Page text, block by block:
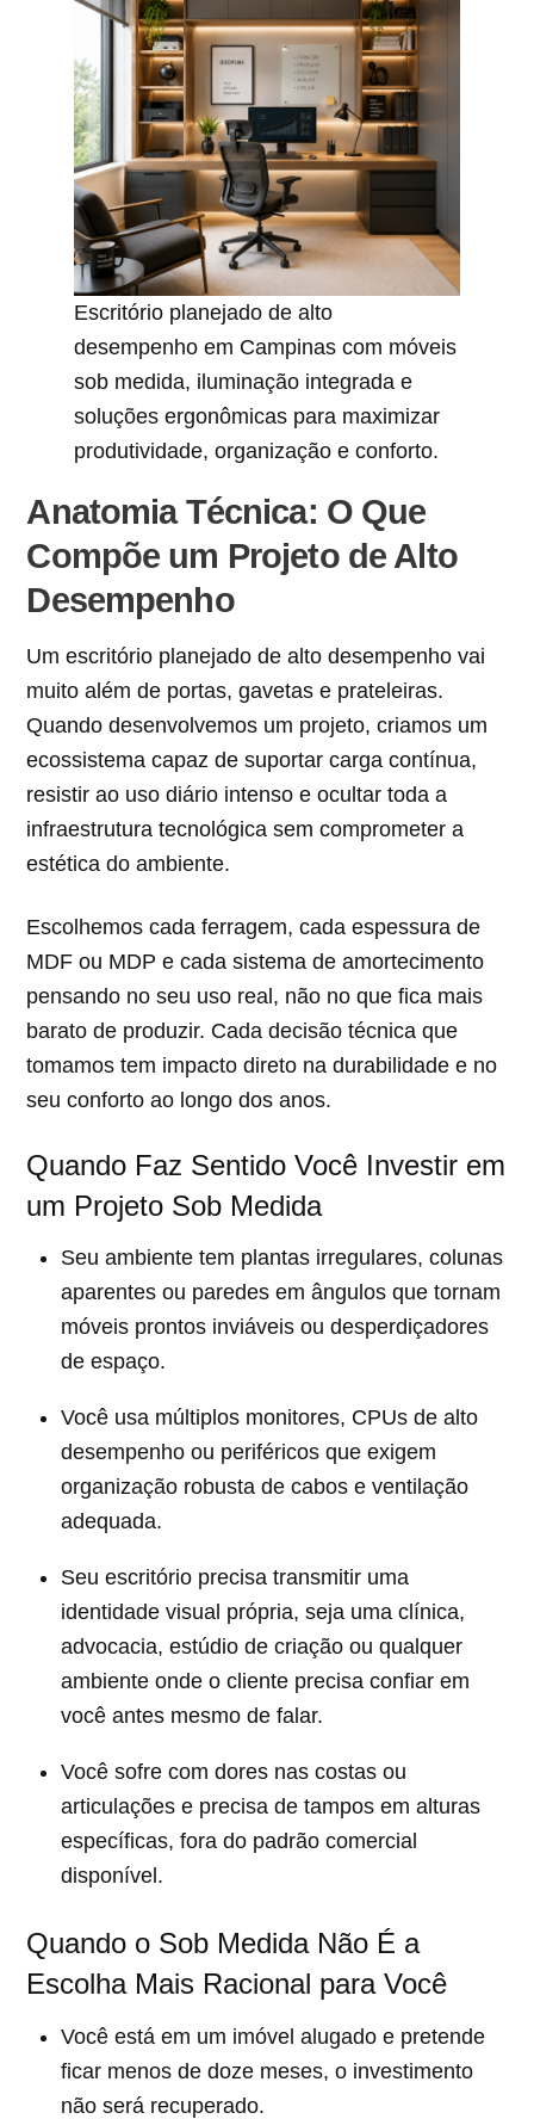
Escritório planejado de alto
desempenho em Campinas com móveis
sob medida, iluminação integrada e
soluções ergonômicas para maximizar
produtividade, organização e conforto.
Anatomia Técnica: O Que
Compõe um Projeto de Alto
Desempenho
Um escritório planejado de alto desempenho vai
muito além de portas, gavetas e prateleiras.
Quando desenvolvemos um projeto, criamos um
ecossistema capaz de suportar carga contínua,
resistir ao uso diário intenso e ocultar toda a
infraestrutura tecnológica sem comprometer a
estética do ambiente.
Escolhemos cada ferragem, cada espessura de
MDF ou MDP e cada sistema de amortecimento
pensando no seu uso real, não no que fica mais
barato de produzir. Cada decisão técnica que
tomamos tem impacto direto na durabilidade e no
seu conforto ao longo dos anos.
Quando Faz Sentido Você Investir em
um Projeto Sob Medida
Seu ambiente tem plantas irregulares, colunas
aparentes ou paredes em ângulos que tornam
móveis prontos inviáveis ou desperdiçadores
de espaço.
Você usa múltiplos monitores, CPUs de alto
desempenho ou periféricos que exigem
organização robusta de cabos e ventilação
adequada.
Seu escritório precisa transmitir uma
identidade visual própria, seja uma clínica,
advocacia, estúdio de criação ou qualquer
ambiente onde o cliente precisa confiar em
você antes mesmo de falar.
Você sofre com dores nas costas ou
articulações e precisa de tampos em alturas
específicas, fora do padrão comercial
disponível.
Quando o Sob Medida Não É a
Escolha Mais Racional para Você
Você está em um imóvel alugado e pretende
ficar menos de doze meses, o investimento
não será recuperado.